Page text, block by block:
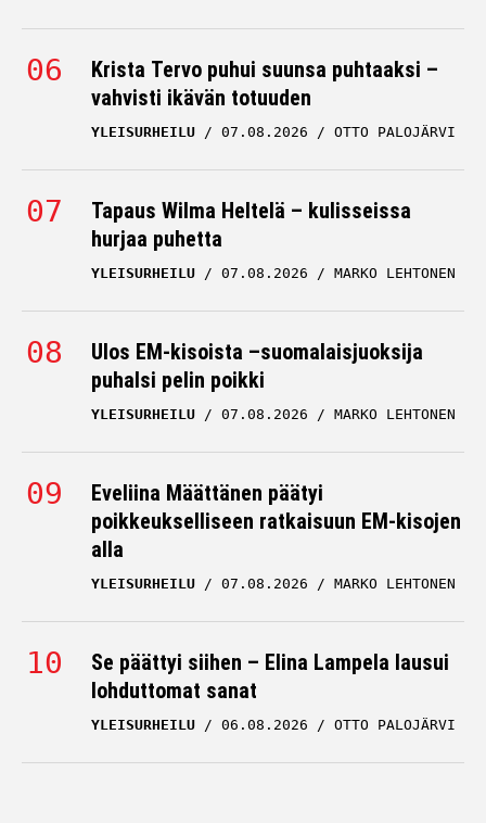
Krista Tervo puhui suunsa puhtaaksi –
vahvisti ikävän totuuden
YLEISURHEILU 07.08.2026 OTTO PALOJÄRVI
Tapaus Wilma Heltelä – kulisseissa
hurjaa puhetta
YLEISURHEILU 07.08.2026 MARKO LEHTONEN
Ulos EM-kisoista –suomalaisjuoksija
puhalsi pelin poikki
YLEISURHEILU 07.08.2026 MARKO LEHTONEN
Eveliina Määttänen päätyi
poikkeukselliseen ratkaisuun EM-kisojen
alla
YLEISURHEILU 07.08.2026 MARKO LEHTONEN
Se päättyi siihen – Elina Lampela lausui
lohduttomat sanat
YLEISURHEILU 06.08.2026 OTTO PALOJÄRVI